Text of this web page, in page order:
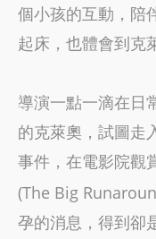
個小孩的互動，陪
起床，也體會到克
導演一點一滴在日
的克萊奧，試圖走
事件，在電影院觀
(The Big
孕的消息，得到卻